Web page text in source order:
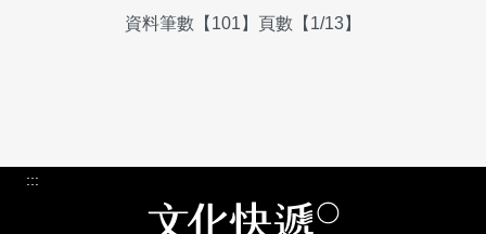
資料筆數【101】頁數【1/13】
:::